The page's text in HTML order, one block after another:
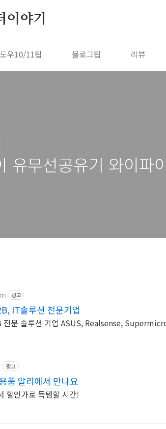
이야기
우10/11팁 블로그팁 리뷰
유무선공유기 와이파
광고
IT솔루션 전문기업
광고
품 알리에서 만나요
할인가로 득템할 시간!